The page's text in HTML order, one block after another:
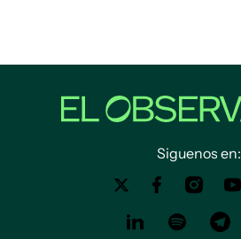
Siguenos en: